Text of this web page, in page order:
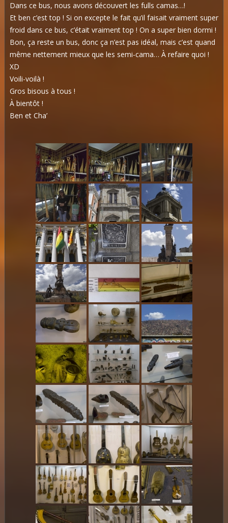
Dans ce bus, nous avons découvert les fulls camas…!
Et ben c’est top ! Si on excepte le fait qu’il faisait vraiment super
froid dans ce bus, c’était vraiment top ! On a super bien dormi !
Bon, ça reste un bus, donc ça n’est pas idéal, mais c’est quand
même nettement mieux que les semi-cama… À refaire quoi !
XD
Voili-voilà !
Gros bisous à tous !
À bientôt !
Ben et Cha’